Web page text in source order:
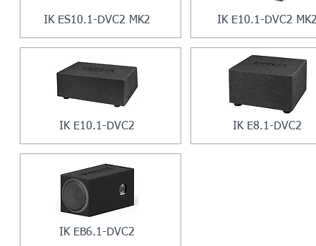
IK ES10.1-DVC2 MK2
IK E10.1-DVC2
IK EB6.1-DVC2
IK E10.1-DVC2
IK E8.1-DVC2